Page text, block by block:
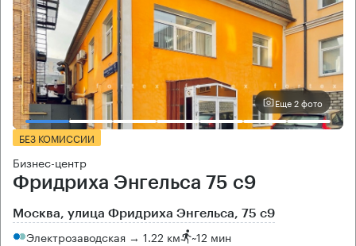
Еще 2 фото
БЕЗ КОМИССИИ
Бизнес-центр
Фридриха Энгельса 75 с9
Москва, улица Фридриха Энгельса, 75 с9
Электрозаводская → 1.22 км ~12 мин